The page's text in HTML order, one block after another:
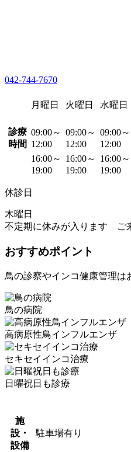
042-744-7670
月曜日 火曜日 水曜日
診療
時間
09:00～
12:00
09:00～
12:00
09:00～
12:00
16:00～
19:00
16:00～
19:00
16:00～
19:00
休診日
木曜日
不定期に休みが入ります ご
おすすめポイント
鳥の診察やインコ健康管理は
鳥の病院
高病原性鳥インフルエンザ
セキセイインコ治療
日曜祝日も診療
施
設・
設備
駐車場有り